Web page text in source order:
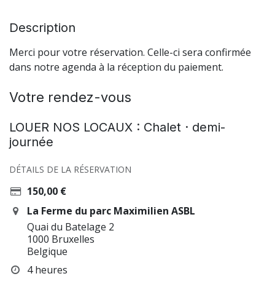
Description
Merci pour votre réservation. Celle-ci sera confirmée
dans notre agenda à la réception du paiement.
Votre rendez-vous
LOUER NOS LOCAUX : Chalet · demi-
journée
DÉTAILS DE LA RÉSERVATION
150,00€
La Ferme du parc Maximilien ASBL
Quai du Batelage 2
1000 Bruxelles
Belgique
4 heures